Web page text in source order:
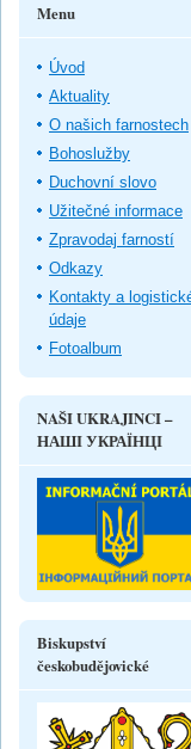
Menu
Úvod
Aktuality
O našich farnostech
Bohoslužby
Duchovní slovo
Užitečné informace
Zpravodaj farností
Odkazy
Kontakty a
údaje
Fotoalbum
NAŠI UKRAJINCI –
НАШІ УКРАЇНЦІ
Biskupství
českobudějovické